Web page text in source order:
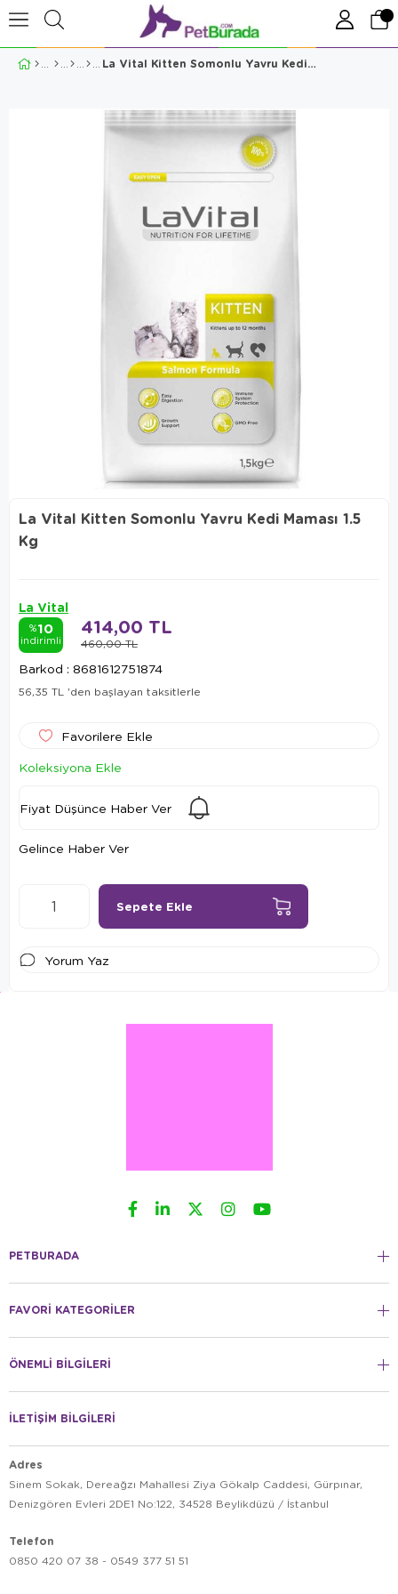
La Vital Kitten Somonlu Yavru Kedi Maması 1.5 Kg
La Vital Kitten Somonlu Yavru Kedi Maması 1.5
Kg
La Vital
%10
indirimli 460,00 TL
414,00 TL
Barkod : 8681612751874
56,35 TL 'den başlayan taksitlerle
Favorilere Ekle
Koleksiyona Ekle
Fiyat Düşünce Haber Ver
Gelince Haber Ver
Yorum Yaz
PETBURADA
FAVORİ KATEGORİLER
ÖNEMLİ BİLGİLERİ
İLETİŞİM BİLGİLERİ
Adres
Sinem Sokak, Dereağzı Mahallesi Ziya Gökalp Caddesi, Gürpınar,
Denizgören Evleri 2DE1 No:122, 34528 Beylikdüzü / İstanbul
Telefon
0850 420 07 38 - 0549 377 51 51